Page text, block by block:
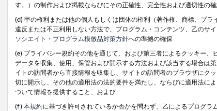
す。）の制作および掲載ならびにその正確性、完全性および適切性の
(d) 甲の権利または他の個人もしくは団体の権利（著作権、商標、プ
違反または不正利用しない方法で、プログラム・コンテンツ、乙のサ
ソシエイト・プログラム模倣品対策方針への準拠の確保
(e) プライバシー規約その他を通じて、および第三者によるクッキー
データを収集、使用、保管および開示する方法および該当する場合は
イトの訪問者から直接情報を収集し、サイトの訪問者のブラウザにク
切に開示し、その他の適用法の法的要件を満たし、ならびに適用法に
ついて情報を提供すること、および
(f) 本規約に基づき許可されているか否かを問わず、乙によるプログ